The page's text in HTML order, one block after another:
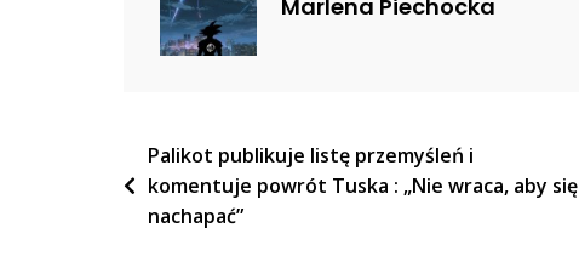
Zmieniłem
Marlena Piechocka
Nawigacja
wpisu
Palikot publikuje listę przemyśleń i
komentuje powrót Tuska : „Nie wraca, aby się
nachapać”